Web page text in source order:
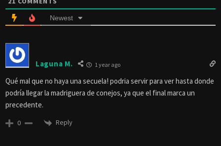
Newest
Laguna M. 1 year ago
Qué mal que no haya una secuela! podria servir para ver hasta donde
podría llegar la madriguera de conejos, ya que el final marca un
precedente.
0 Reply